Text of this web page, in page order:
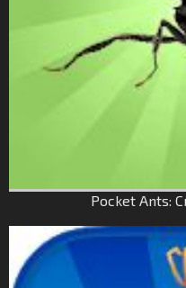
Pocket Ants: